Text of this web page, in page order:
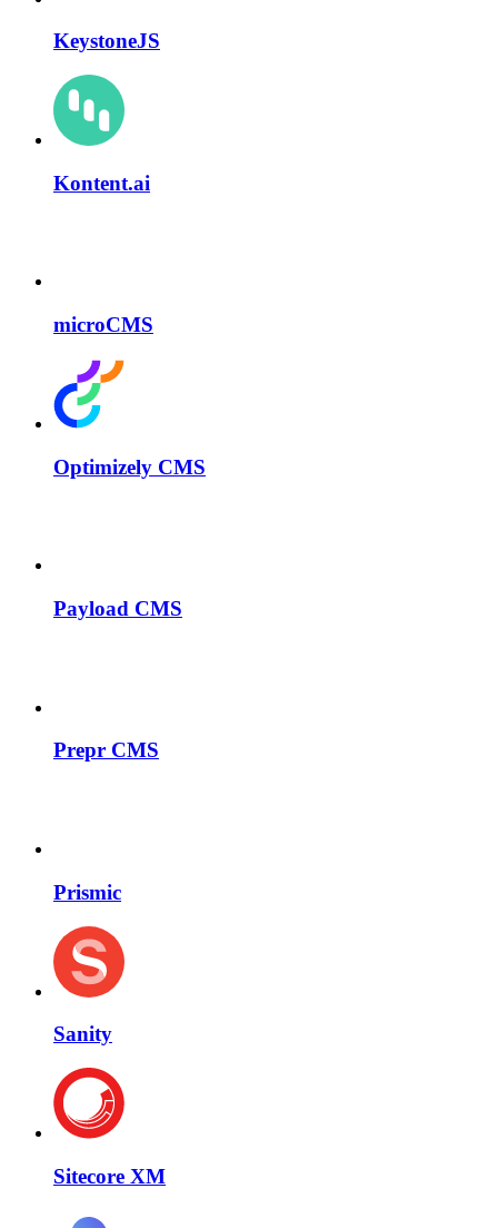
KeystoneJS
Kontent.ai
microCMS
Optimizely CMS
Payload CMS
Prepr CMS
Prismic
Sanity
Sitecore XM